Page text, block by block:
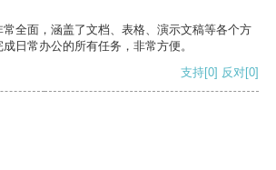
全面，涵盖了文档、表格、演示文稿等各个方
日常办公的所有任务，非常方便。
支持[0] 反对[0]